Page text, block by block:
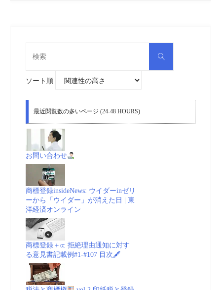
検
ソート順
最近閲覧数の多いページ (24-48 HOURS)
お問い合わせ
商標登録insideNews: ウイダーinゼリ
ーから「ウイダー」が消えた日 | 東
洋経済オンライン
商標登録＋α: 拒絶理由通知に対す
る意見書記載例#1-#107 目次🖋